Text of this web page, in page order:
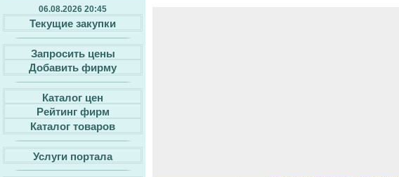
06.08.2026 20:45
Текущие закупки
Запросить цены
Добавить фирму
Каталог цен
Рейтинг фирм
Каталог товаров
Услуги портала